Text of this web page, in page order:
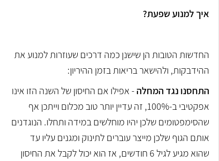
איך למנוע שפעת?
החדשות הטובות הן שישנן כמה דרכים שעוזרות למנוע את
ההידבקות, ולהישאר בריאות בזמן ההיריון:
התחסנו נגד המחלה- אפילו אם החיסון של השנה הזו אינו
אפקטיבי ב-100%, זה עדיין יותר טוב מכלום וייתכן אף
שהסימפטומים שלכן יהיו מוחלשים במידה ותחלו. הנוגדנים
אותם הגוף שלכן מייצר עוברים לתינוק ומגנים עליו עד
שהוא מגיע לגיל 6 חודשים, אז הוא יכול לקבל את החיסון